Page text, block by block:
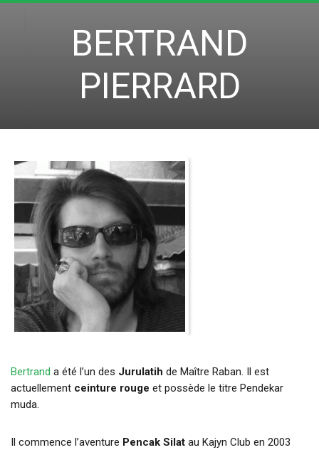
BERTRAND
PIERRARD
Bertrand a été l’un des Jurulatih de Maître Raban. Il est
actuellement ceinture rouge et possède le titre Pendekar
muda.
Il commence l’aventure Pencak Silat au Kajyn Club en 2003